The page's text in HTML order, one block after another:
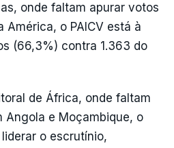
onde faltam apurar votos
América, o PAICV está à
(66,3%) contra 1.363 do
de África, onde faltam
Angola e Moçambique, o
o escrutínio,